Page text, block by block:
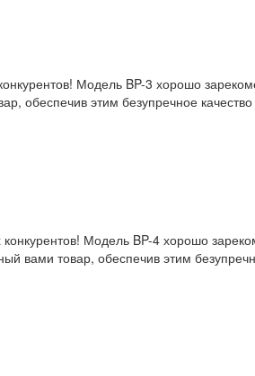
Модель BP-3 хорошо
обеспечив этим безупречное
Модель BP-4 хорошо
вами товар, обеспечив этим